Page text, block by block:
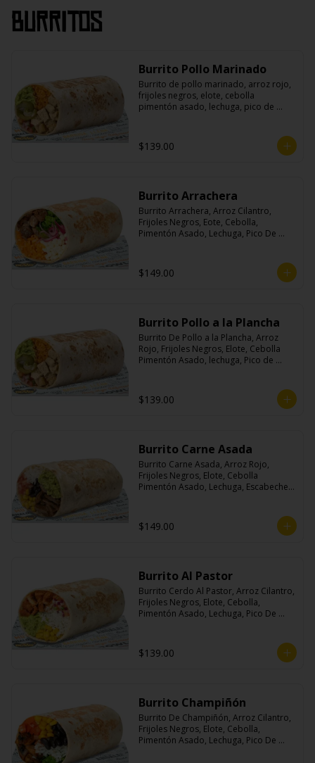
Burritos
Burrito Pollo Marinado
Burrito de pollo marinado, arroz rojo,
frijoles negros, elote, cebolla
pimentón asado, lechuga, pico de
$139.00
Burrito Arrachera
Burrito Arrachera, Arroz Cilantro,
Frijoles Negros, Eote, Cebolla,
Pimentón Asado, Lechuga, Pico De
$149.00
Burrito Pollo a la Plancha
Burrito De Pollo a la Plancha, Arroz
Rojo, Frijoles Negros, Elote, Cebolla
Pimentón Asado, lechuga, Pico de
$139.00
Burrito Carne Asada
Burrito Carne Asada, Arroz Rojo,
Frijoles Negros, Elote, Cebolla
Pimentón Asado, Lechuga, Escabeche
$149.00
Burrito Al Pastor
Burrito Cerdo Al Pastor, Arroz Cilantro,
Frijoles Negros, Elote, Cebolla,
Pimentón Asado, Lechuga, Pico De
$139.00
Burrito Champiñón
Burrito De Champiñón, Arroz Cilantro,
Frijoles Negros, Elote, Cebolla,
Pimentón Asado, Lechuga, Pico De